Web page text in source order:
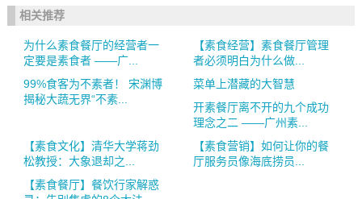
相关推荐
为什么素食餐厅的经营者一
定要是素食者 ——广...
【素食经营】素食餐厅管理
者必须明白为什么做...
99%食客为不素者！ 宋渊博
揭秘大蔬无界“不素...
菜单上潜藏的大智慧
开素餐厅离不开的九个成功
理念之二 ——广州素...
【素食文化】清华大学蒋劲
松教授：大象退却之...
【素食营销】如何让你的餐
厅服务员像海底捞员...
【素食餐厅】餐饮行家解惑